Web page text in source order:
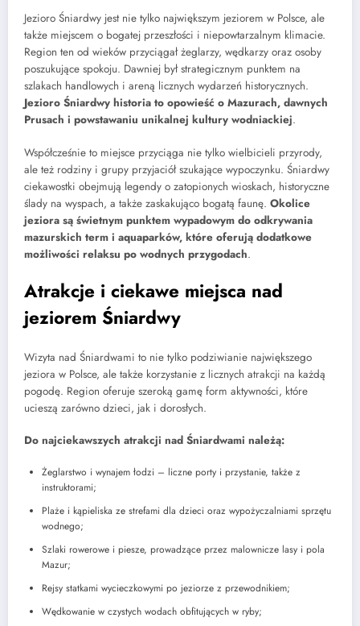
Jezioro Śniardwy jest nie tylko największym jeziorem w Polsce, ale
także miejscem o bogatej przeszłości i niepowtarzalnym klimacie.
Region ten od wieków przyciągał żeglarzy, wędkarzy oraz osoby
poszukujące spokoju. Dawniej był strategicznym punktem na
szlakach handlowych i areną licznych wydarzeń historycznych.
Jezioro Śniardwy historia to opowieść o Mazurach, dawnych
Prusach i powstawaniu unikalnej kultury wodniackiej.
Współcześnie to miejsce przyciąga nie tylko wielbicieli przyrody,
ale też rodziny i grupy przyjaciół szukające wypoczynku. Śniardwy
ciekawostki obejmują legendy o zatopionych wioskach, historyczne
ślady na wyspach, a także zaskakująco bogatą faunę. Okolice
jeziora są świetnym punktem wypadowym do odkrywania
mazurskich term i aquaparków, które oferują dodatkowe
możliwości relaksu po wodnych przygodach.
Atrakcje i ciekawe miejsca nad
jeziorem Śniardwy
Wizyta nad Śniardwami to nie tylko podziwianie największego
jeziora w Polsce, ale także korzystanie z licznych atrakcji na każdą
pogodę. Region oferuje szeroką gamę form aktywności, które
ucieszą zarówno dzieci, jak i dorosłych.
Do najciekawszych atrakcji nad Śniardwami należą:
Żeglarstwo i wynajem łodzi – liczne porty i przystanie, także z
instruktorami;
Plaże i kąpieliska ze strefami dla dzieci oraz wypożyczalniami sprzętu
wodnego;
Szlaki rowerowe i piesze, prowadzące przez malownicze lasy i pola
Mazur;
Rejsy statkami wycieczkowymi po jeziorze z przewodnikiem;
Wędkowanie w czystych wodach obfitujących w ryby;